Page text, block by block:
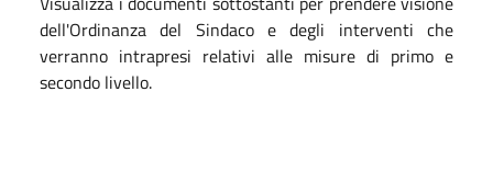
dell'Ordinanza del Sindaco e degli interventi che
verranno intrapresi relativi alle misure di primo e
secondo livello.